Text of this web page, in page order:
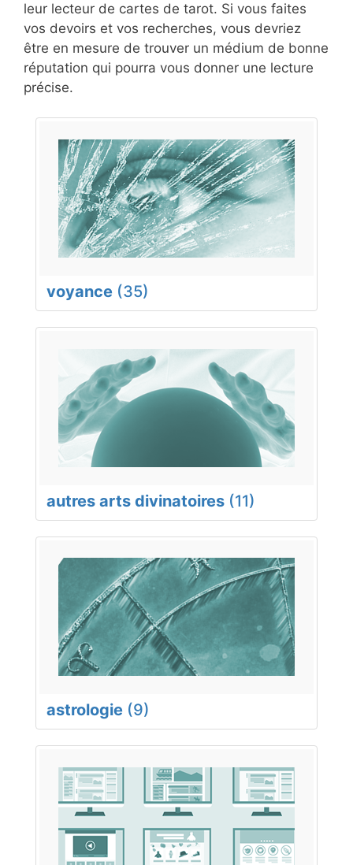
leur lecteur de cartes de tarot. Si vous faites
vos devoirs et vos recherches, vous devriez
être en mesure de trouver un médium de bonne
réputation qui pourra vous donner une lecture
précise.
voyance (35)
autres arts divinatoires (11)
astrologie (9)